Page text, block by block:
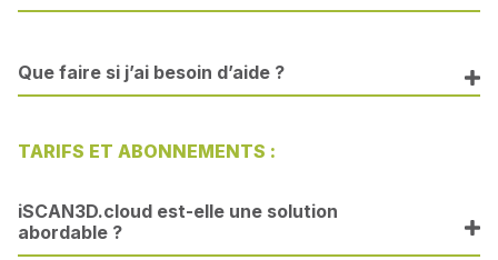
Que faire si j’ai besoin d’aide ?
TARIFS ET ABONNEMENTS :
iSCAN3D.cloud est-elle une solution
abordable ?